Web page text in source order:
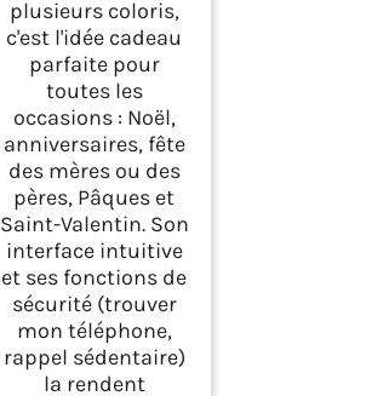
plusieurs coloris,
c'est l'idée cadeau
parfaite pour
toutes les
occasions : Noël,
anniversaires, fête
des mères ou des
pères, Pâques et
Saint-Valentin. Son
interface intuitive
et ses fonctions de
sécurité (trouver
mon téléphone,
rappel sédentaire)
la rendent